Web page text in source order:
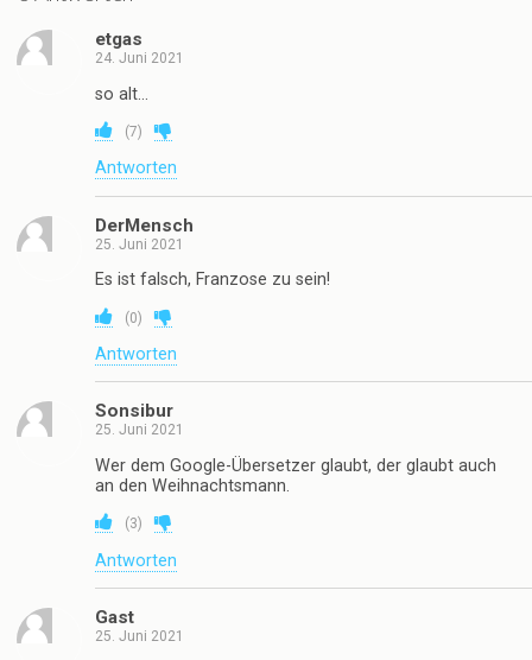
etgas
24. Juni 2021
so alt…
(7)
Antworten
DerMensch
25. Juni 2021
Es ist falsch, Franzose zu sein!
(0)
Antworten
Sonsibur
25. Juni 2021
Wer dem Google-Übersetzer glaubt, der glaubt auch
an den Weihnachtsmann.
(3)
Antworten
Gast
25. Juni 2021